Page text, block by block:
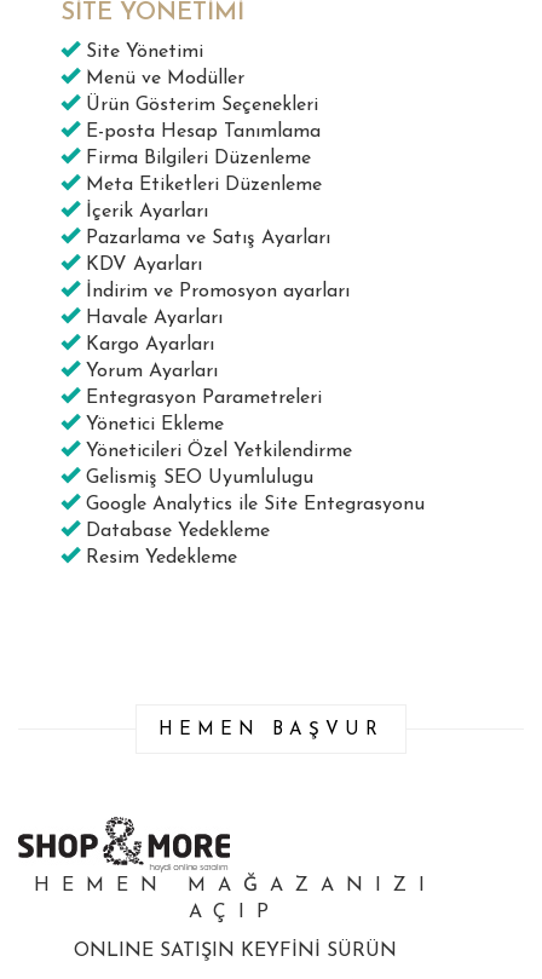
SİTE YÖNETİMİ
Site Yönetimi
Menü ve Modüller
Ürün Gösterim Seçenekleri
E-posta Hesap Tanımlama
Firma Bilgileri Düzenleme
Meta Etiketleri Düzenleme
İçerik Ayarları
Pazarlama ve Satış Ayarları
KDV Ayarları
İndirim ve Promosyon ayarları
Havale Ayarları
Kargo Ayarları
Yorum Ayarları
Entegrasyon Parametreleri
Yönetici Ekleme
Yöneticileri Özel Yetkilendirme
Gelismiş SEO Uyumlulugu
Google Analytics ile Site Entegrasyonu
Database Yedekleme
Resim Yedekleme
HEMEN BAŞVUR
HEMEN MAĞAZANIZI
AÇIP
ONLINE SATIŞIN KEYFİNİ SÜRÜN